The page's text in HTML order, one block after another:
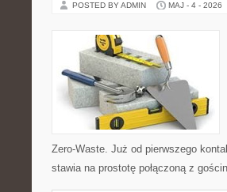
POSTED BY ADMIN MAJ - 4 - 2026
Zero-Waste. Już od pierwszego
stawia na prostotę połączoną z